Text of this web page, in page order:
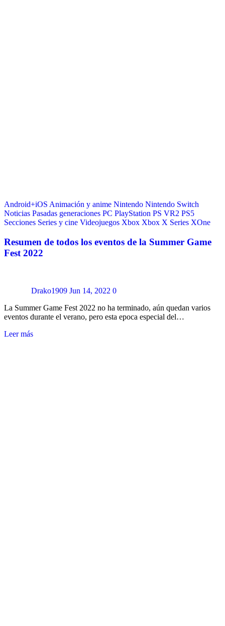
Android+iOS Animación y anime Nintendo Nintendo Switch
Noticias Pasadas generaciones PC PlayStation PS VR2 PS5
Secciones Series y cine Videojuegos Xbox Xbox X Series XOne
Resumen de todos los eventos de la Summer Game
Fest 2022
Drako1909 Jun 14, 2022 0
La Summer Game Fest 2022 no ha terminado, aún quedan varios
eventos durante el verano, pero esta epoca especial del…
Leer más